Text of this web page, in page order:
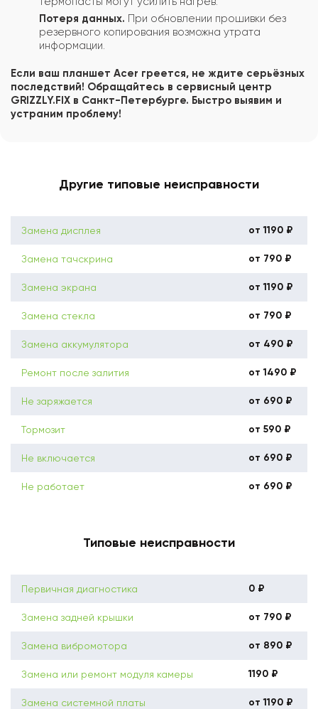
Потеря данных. При обновлении прошивки без
резервного копирования возможна утрата
информации.
Если ваш планшет Acer греется, не ждите серьёзных
последствий! Обращайтесь в сервисный центр
GRIZZLY.FIX в Санкт-Петербурге. Быстро выявим и
устраним проблему!
Другие типовые неисправности
Замена дисплея от 1190 ₽
Замена тачскрина от 790 ₽
Замена экрана от 1190 ₽
Замена стекла от 790 ₽
Замена аккумулятора от 490 ₽
Ремонт после залития от 1490 ₽
Не заряжается от 690 ₽
Тормозит от 590 ₽
Не включается от 690 ₽
Не работает от 690 ₽
Типовые неисправности
Первичная диагностика 0 ₽
Замена задней крышки от 790 ₽
Замена вибромотора от 890 ₽
Замена или ремонт модуля камеры 1190 ₽
Замена системной платы от 1190 ₽